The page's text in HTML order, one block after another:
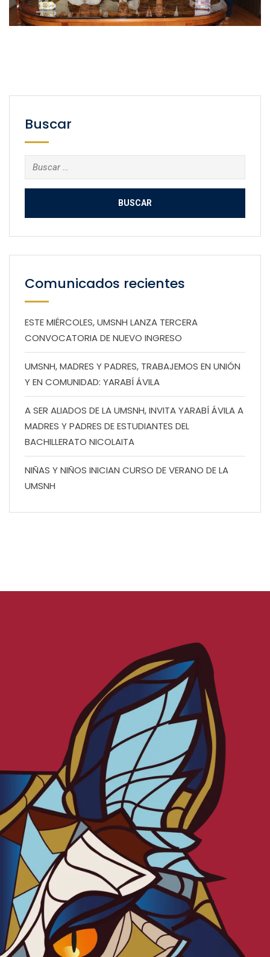
Buscar
Buscar:
Comunicados recientes
ESTE MIÉRCOLES, UMSNH LANZA TERCERA
CONVOCATORIA DE NUEVO INGRESO
UMSNH, MADRES Y PADRES, TRABAJEMOS EN UNIÓN
Y EN COMUNIDAD: YARABÍ ÁVILA
A SER ALIADOS DE LA UMSNH, INVITA YARABÍ ÁVILA A
MADRES Y PADRES DE ESTUDIANTES DEL
BACHILLERATO NICOLAITA
NIÑAS Y NIÑOS INICIAN CURSO DE VERANO DE LA
UMSNH